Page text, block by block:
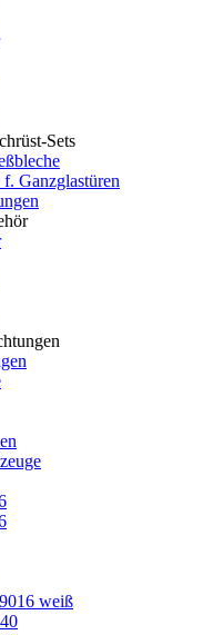
Sets
Ganzglastüren
weiß